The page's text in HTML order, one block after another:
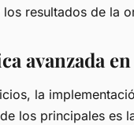
resultados de la
avanzada
la
los principales es